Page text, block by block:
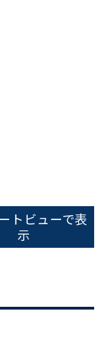
す
トビューで表
示